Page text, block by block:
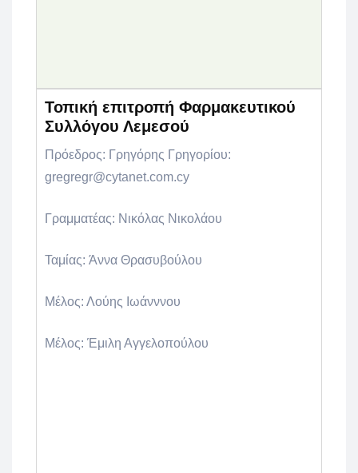
Τοπική επιτροπή Φαρμακευτικού
Συλλόγου Λεμεσού
Πρόεδρος: Γρηγόρης Γρηγορίου:
gregregr@cytanet.com.cy
Γραμματέας: Νικόλας Nικολάου
Ταμίας: Άννα Θρασυβούλου
Μέλος: Λούης Ιωάνννου
Μέλος: Έμιλη Αγγελοπούλου